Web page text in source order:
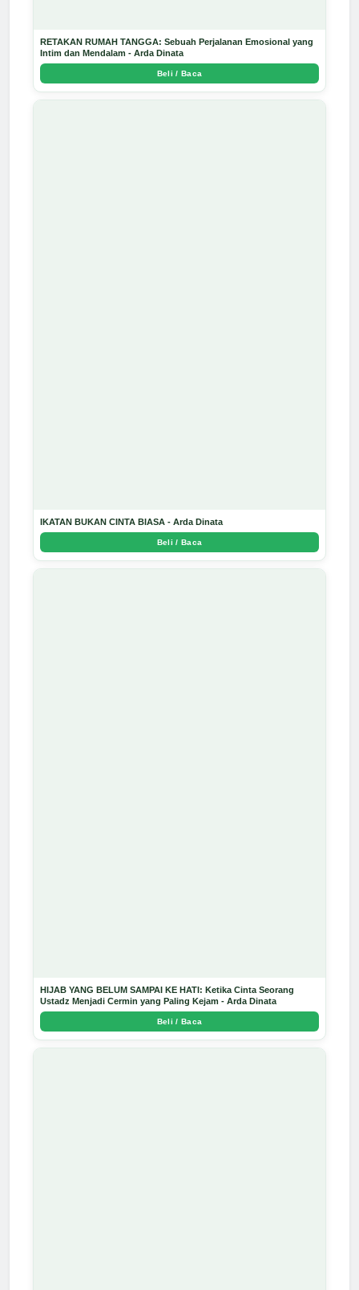
RETAKAN RUMAH TANGGA: Sebuah Perjalanan Emosional yang
Intim dan Mendalam - Arda Dinata
Beli / Baca
IKATAN BUKAN CINTA BIASA - Arda Dinata
Beli / Baca
HIJAB YANG BELUM SAMPAI KE HATI: Ketika Cinta Seorang
Ustadz Menjadi Cermin yang Paling Kejam - Arda Dinata
Beli / Baca